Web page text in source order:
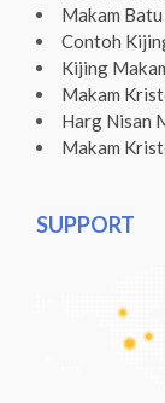
Makam Batu
Contoh
Kijing
Makam
Harg Nisan
Makam
SUPPORT